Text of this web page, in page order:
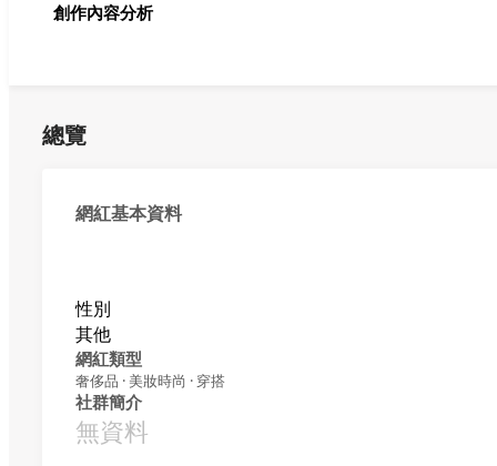
創作內容分析
總覽
網紅基本資料
性別
其他
網紅類型
奢侈品 · 美妝時尚 · 穿搭
社群簡介
無資料